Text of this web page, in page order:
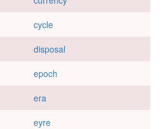
cycle
disposal
epoch
era
eyre